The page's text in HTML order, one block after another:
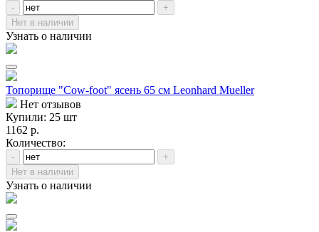
-
+
Нет в наличии
Узнать о наличии
Топорище "Cow-foot" ясень 65 см Leonhard Mueller
Нет отзывов
Купили: 25 шт
1162 р.
Количество:
-
+
Нет в наличии
Узнать о наличии